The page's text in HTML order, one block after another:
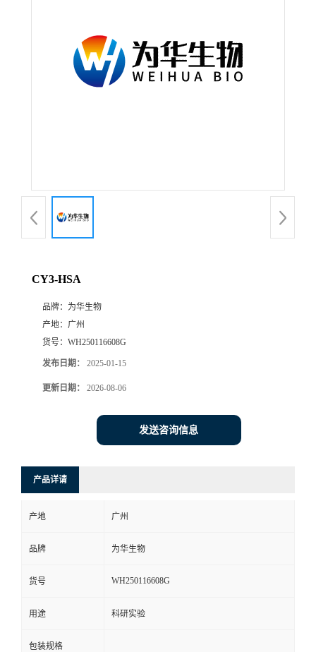
CY3-HSA
品牌： 为华生物
产地： 广州
货号： WH250116608G
发布日期： 2025-01-15
更新日期： 2026-08-06
发送咨询信息
产品详请
产地 广州
品牌 为华生物
货号 WH250116608G
用途 科研实验
包装规格